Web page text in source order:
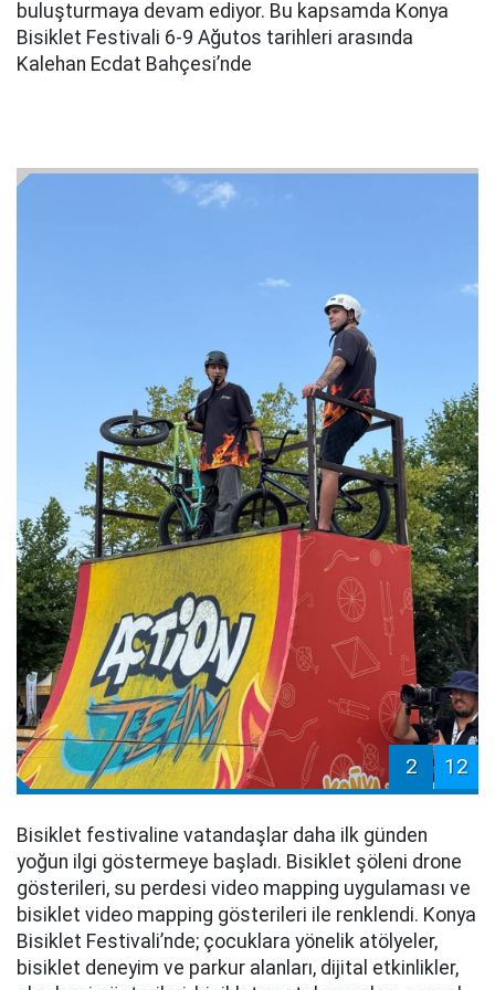
buluşturmaya devam ediyor. Bu kapsamda Konya
Bisiklet Festivali 6-9 Ağutos tarihleri arasında
Kalehan Ecdat Bahçesi’nde
2 12
Bisiklet festivaline vatandaşlar daha ilk günden
yoğun ilgi göstermeye başladı. Bisiklet şöleni drone
gösterileri, su perdesi video mapping uygulaması ve
bisiklet video mapping gösterileri ile renklendi. Konya
Bisiklet Festivali’nde; çocuklara yönelik atölyeler,
bisiklet deneyim ve parkur alanları, dijital etkinlikler,